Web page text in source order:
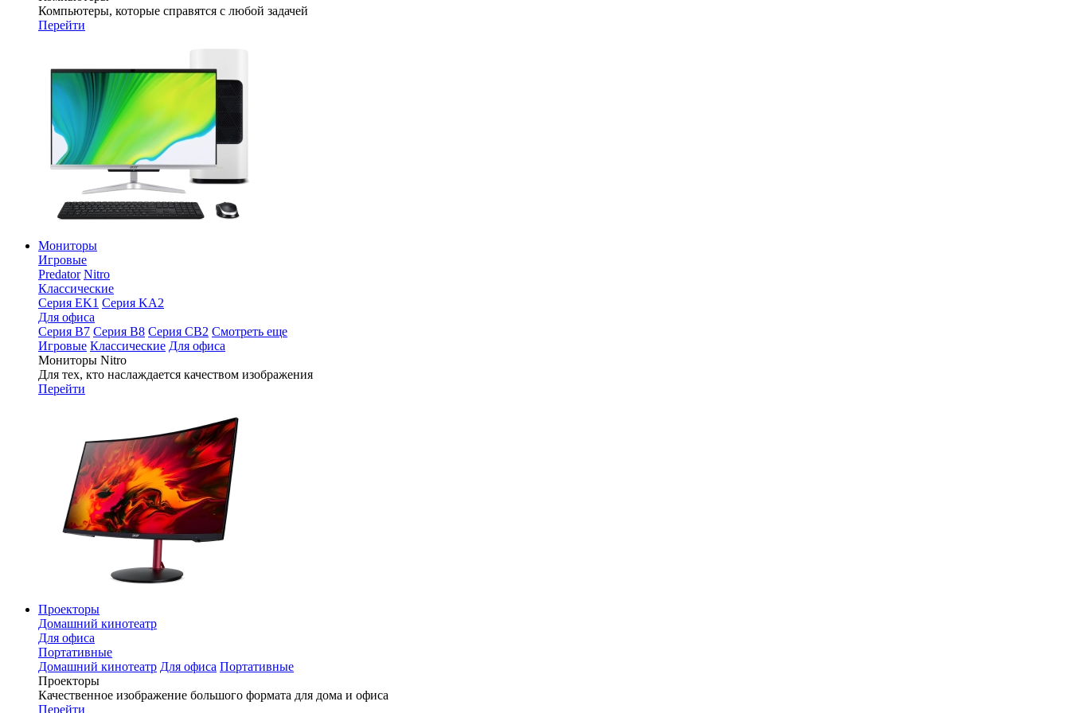
Компьютеры, которые справятся с любой задачей
Перейти
Мониторы
Игровые
Predator Nitro
Классические
Серия EK1 Серия KA2
Для офиса
Серия B7 Серия B8 Серия CB2 Смотреть еще
Игровые Классические Для офиса
Мониторы Nitro
Для тех, кто наслаждается качеством изображения
Перейти
Проекторы
Домашний кинотеатр
Для офиса
Портативные
Домашний кинотеатр Для офиса Портативные
Проекторы
Качественное изображение большого формата для дома и офиса
Перейти